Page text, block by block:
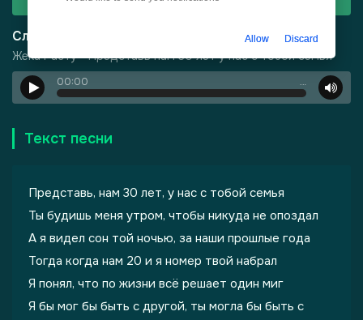
Слушать
Жека Расту - Представь нам 30 лет у нас с тобой семья
00:00 …
Текст песни
Представь, нам 30 лет, у нас с тобой семья
Ты будишь меня утром, чтобы никуда не опоздал
А я видел сон той ночью, за наши прошлые года
Тогда когда нам 20 и я номер твой набрал
Я понял, что по жизни всё решает один миг
Я бы мог бы быть с другой, ты могла бы быть с
Allow Discard